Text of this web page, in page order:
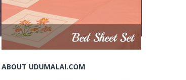
ABOUT UDUMALAI.COM